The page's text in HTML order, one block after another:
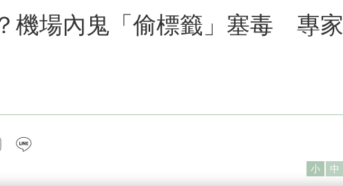
機場內鬼「偷標籤」塞毒 專家
instagram
小 中